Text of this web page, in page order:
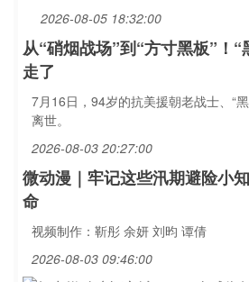
2026-08-05 18:32:00
从“硝烟战场”到“方寸黑板”！
走了
7月16日，94岁的抗美援朝老战士、“
离世。
2026-08-03 20:27:00
微动漫｜牢记这些汛期避险小
命
视频制作：靳彤 余妍 刘昀 谭倩
2026-08-03 09:46:00